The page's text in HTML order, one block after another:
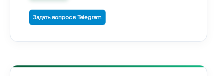
Задать вопрос в Telegram